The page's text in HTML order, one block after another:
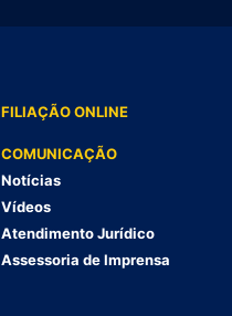
FILIAÇÃO ONLINE
COMUNICAÇÃO
Notícias
Vídeos
Atendimento Jurídico
Assessoria de Imprensa